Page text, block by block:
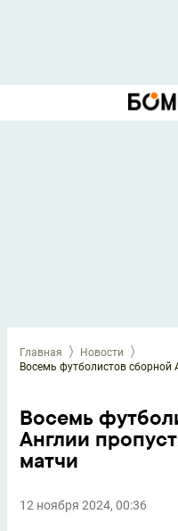
Главная
Новости
Восемь
Англии
матчи
12 ноября 2024, 00:36